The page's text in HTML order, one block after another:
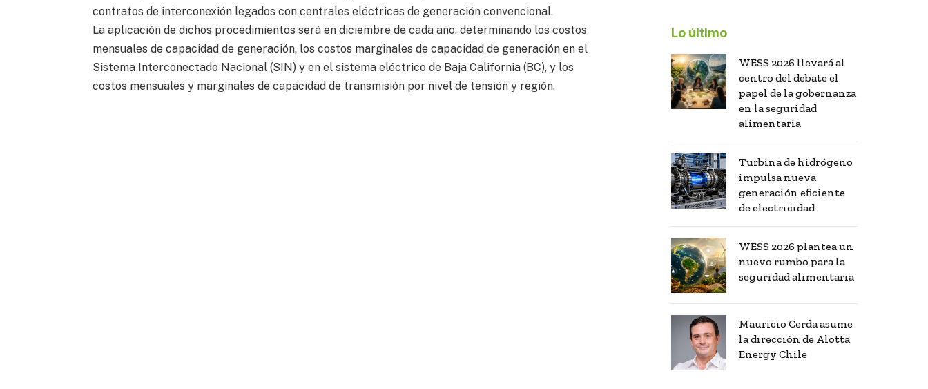
contratos de interconexión legados con centrales eléctricas de generación convencional.
La aplicación de dichos procedimientos será en diciembre de cada año, determinando los costos
mensuales de capacidad de generación, los costos marginales de capacidad de generación en el
Sistema Interconectado Nacional (SIN) y en el sistema eléctrico de Baja California (BC), y los
costos mensuales y marginales de capacidad de transmisión por nivel de tensión y región.
Lo último
WESS 2026 llevará al
centro del debate el
papel de la gobernanza
en la seguridad
alimentaria
Turbina de hidrógeno
impulsa nueva
generación eficiente
de electricidad
WESS 2026 plantea un
nuevo rumbo para la
seguridad alimentaria
Mauricio Cerda asume
la dirección de Alotta
Energy Chile